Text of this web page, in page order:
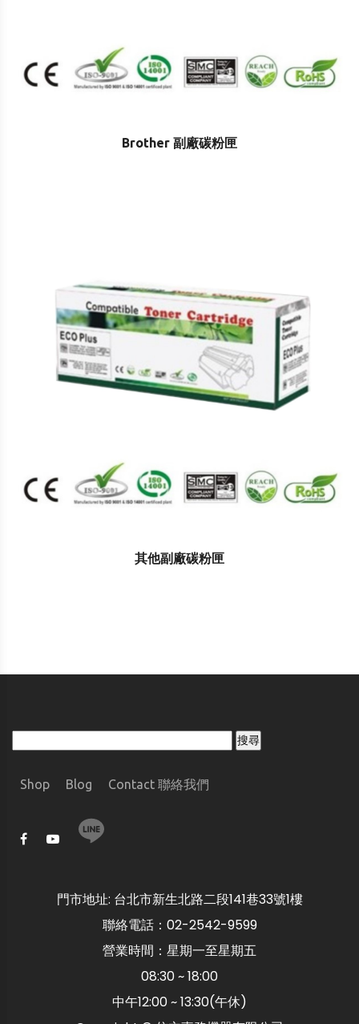
Brother 副廠碳粉匣
其他副廠碳粉匣
Shop Blog Contact 聯絡我們
門市地址: 台北市新生北路二段141巷33號1樓
聯絡電話：02-2542-9599
營業時間：星期一至星期五
08:30 ~ 18:00
中午12:00 ~ 13:30(午休)